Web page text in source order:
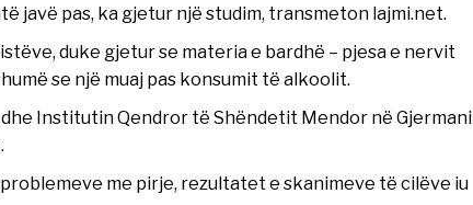
javë pas, ka gjetur një studim, transmeton lajmi.net.
duke gjetur se materia e bardhë – pjesa e nervit
se një muaj pas konsumit të alkoolit.
Institutin Qendror të Shëndetit Mendor në Gjermani
me pirje, rezultatet e skanimeve të cilëve iu